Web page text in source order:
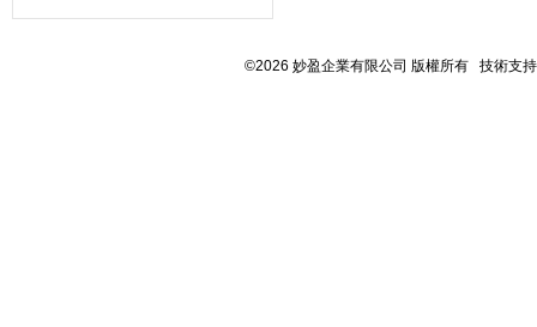
©2026 妙盈企業有限公司 版權所有 技術支